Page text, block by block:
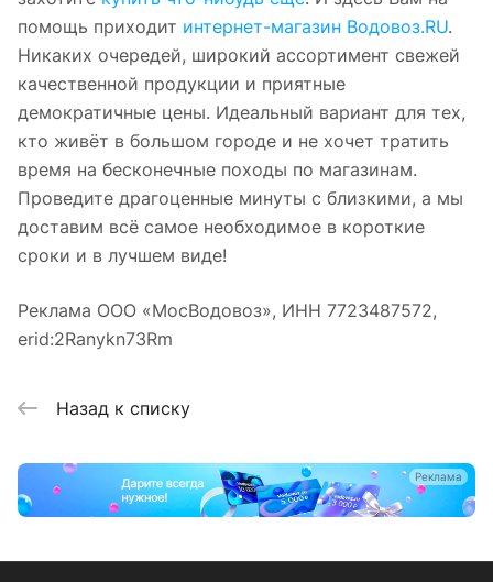
помощь приходит интернет-магазин Водовоз.RU.
Никаких очередей, широкий ассортимент свежей
качественной продукции и приятные
демократичные цены. Идеальный вариант для тех,
кто живёт в большом городе и не хочет тратить
время на бесконечные походы по магазинам.
Проведите драгоценные минуты с близкими, а мы
доставим всё самое необходимое в короткие
сроки и в лучшем виде!
Реклама ООО «МосВодовоз», ИНН 7723487572,
erid:2Ranykn73Rm
Назад к списку
Реклама